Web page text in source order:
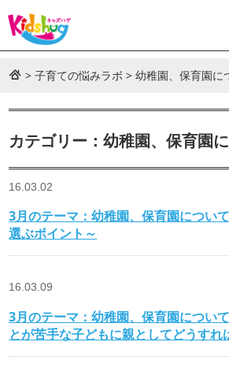
>子育ての悩みラボ >幼稚園、保育園に
カテゴリー：幼稚園、保育園
16.03.02
3月のテーマ：幼稚園、保育園につい
選ぶポイント～
16.03.09
3月のテーマ：幼稚園、保育園につい
とが苦手な子どもに親としてどうすれ